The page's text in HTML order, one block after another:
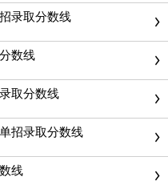
录取分数线
数线
取分数线
招录取分数线
线